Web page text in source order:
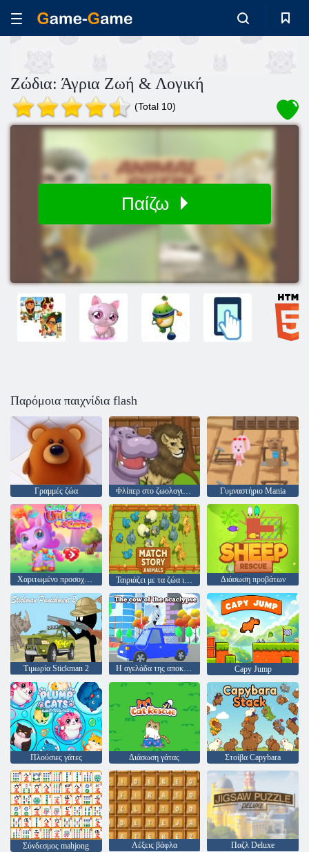
Ζώδια: Άγρια Ζωή & Λογική
(Total 10)
Παίζω
Παρόμοια παιχνίδια flash
Γραμμές ζώα Φλίπερ στο ζωολογικό κήπο Γυμναστήριο Mania
Χαριτωμένο προσοχή Unicorn Ταιριάζει με τα ζώα ιστορίας Διάσωση προβάτων
Τιμωρία Stickman 2 Η αγελάδα της αποκάλυψης Capy Jump
Πλούσιες γάτες Διάσωση γάτας Στοίβα Capybara
Σύνδεσμος mahjong Λέξεις βάφλα Παζλ Deluxe